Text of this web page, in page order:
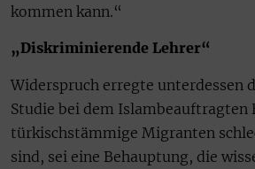
kommen kann.“
„Diskriminierende Lehrer“
Widerspruch erregte unterdessen
Studie bei dem Islambeauftragten
türkischstämmige Migranten
sind, sei eine Behauptung, die